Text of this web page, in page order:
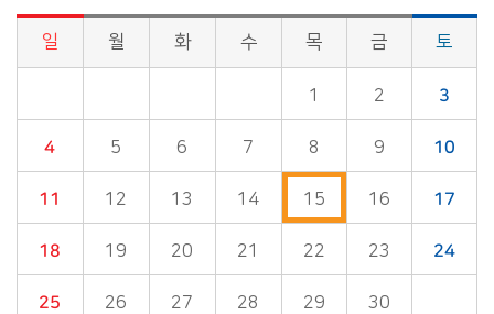
시정소식>시정 캘린더 게시판의 (2021년 04월) 달력형태로 일정명, 일정내용을 제공합니다.
일 월 화 수 목 금 토
1 2 3
4 5 6 7 8 9 10
11 12 13 14 15 16 17
18 19 20 21 22 23 24
25 26 27 28 29 30